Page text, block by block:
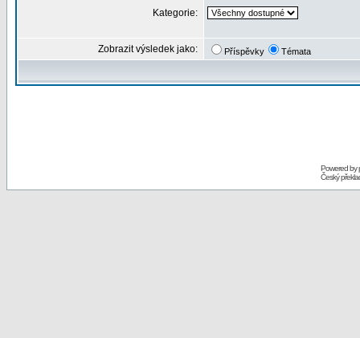
Kategorie:
Zobrazit výsledek jako: Příspěvky Témata
Powered by
Český